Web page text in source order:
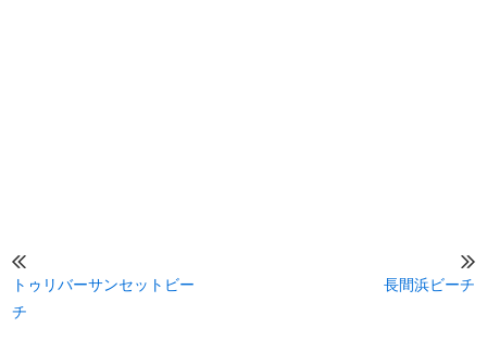
トゥリバーサンセットビー
チ
長間浜ビーチ